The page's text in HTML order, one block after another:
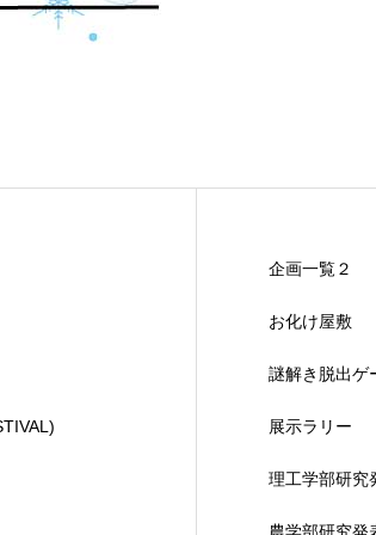
企画一覧２
お化け屋敷
謎解き脱出ゲ
展示ラリー
理工学部研究